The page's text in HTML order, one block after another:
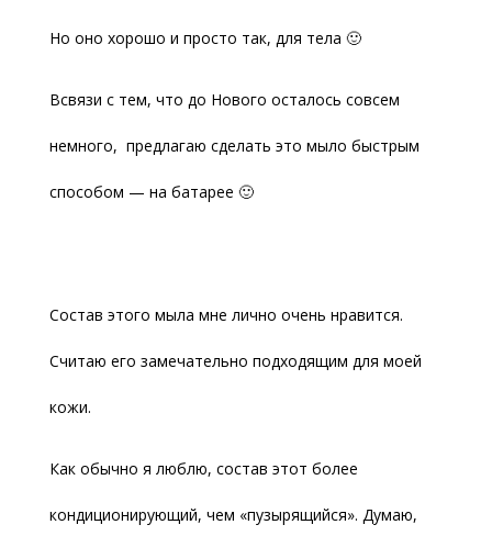
Но оно хорошо и просто так, для тела 🙂
Всвязи с тем, что до Нового осталось совсем
немного, предлагаю сделать это мыло быстрым
способом — на батарее 🙂
Состав этого мыла мне лично очень нравится.
Считаю его замечательно подходящим для моей
кожи.
Как обычно я люблю, состав этот более
кондиционирующий, чем «пузырящийся». Думаю,